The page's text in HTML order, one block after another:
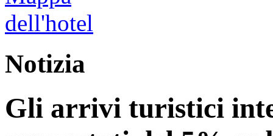
Notizia
Gli arrivi turistici